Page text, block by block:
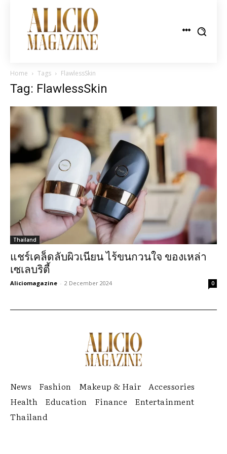
Home Tags FlawlessSkin
Tag: FlawlessSkin
Thailand
แชร์เคล็ดลับผิวเนียน ไร้ขนกวนใจ ของเหล่า
เซเลบริตี้
Aliciomagazine - 2 December 2024 0
News Fashion Makeup & Hair
Accessories
Health
Education Finance
Entertainment
Thailand